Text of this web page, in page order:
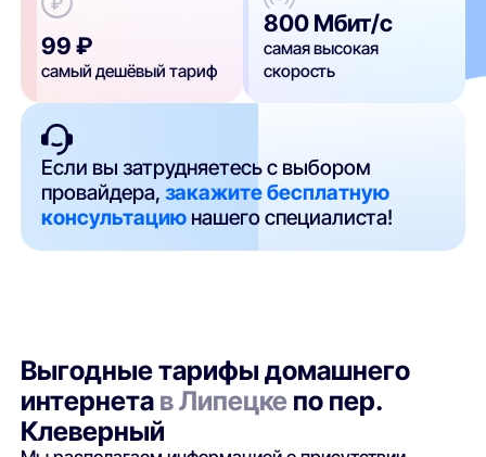
99 ₽
самый дешёвый тариф
800 Мбит/с
самая высокая
скорость
Если вы затрудняетесь с выбором
провайдера,закажите бесплатную
консультацию нашего специалиста!
Выгодные тарифы домашнего
интернета в Липецке по пер.
Клеверный